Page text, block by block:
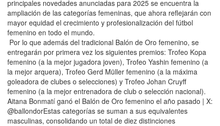
principales novedades anunciadas para 2025 se encuentra la
ampliación de las categorías femeninas, que ahora reflejarán con
mayor equidad el crecimiento y profesionalización del fútbol
femenino en todo el mundo.
Por lo que además del tradicional Balón de Oro femenino, se
entregarán por primera vez los siguientes premios: Trofeo Kopa
femenino (a la mejor jugadora joven), Trofeo Yashin femenino (a
la mejor arquera), Trofeo Gerd Müller femenino (a la máxima
goleadora de clubes o selecciones) y Trofeo Johan Cruyff
femenino (a la mejor entrenadora de club o selección nacional).
Aitana Bonmatí ganó el Balón de Oro femenino el año pasado | X:
@ballondorEstas categorías se suman a sus equivalentes
masculinas, consolidando un total de diez distinciones